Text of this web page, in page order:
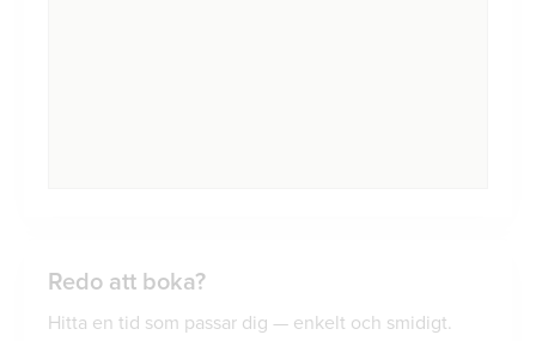
Redo att boka?
Hitta en tid som passar dig — enkelt och smidigt.